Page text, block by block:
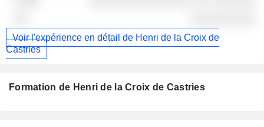
Voir l'expérience en détail de Henri de la Croix de
Castries
Formation de Henri de la Croix de Castries